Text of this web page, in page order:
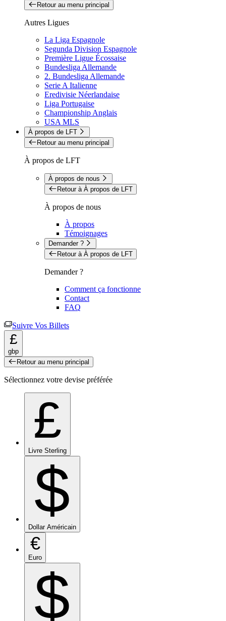
Retour au menu principal
Autres Ligues
La Liga Espagnole
Segunda Division Espagnole
Première Ligue Écossaise
Bundesliga Allemande
2. Bundesliga Allemande
Serie A Italienne
Eredivisie Néerlandaise
Liga Portugaise
Championship Anglais
USA MLS
À propos de LFT
Retour au menu principal
À propos de LFT
À propos de nous
Retour à À propos de LFT
À propos de nous
À propos
Témoignages
Demander ?
Retour à À propos de LFT
Demander ?
Comment ça fonctionne
Contact
FAQ
Suivre Vos Billets
£
gbp
Retour au menu principal
Sélectionnez votre devise préférée
£
Livre Sterling
$
Dollar Américain
€
Euro
$